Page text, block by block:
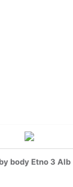
body Etno 3 Alb